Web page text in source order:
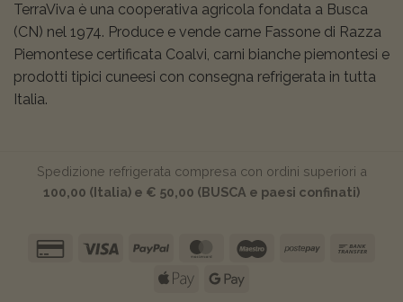
TerraViva è una cooperativa agricola fondata a Busca
(CN) nel 1974. Produce e vende carne Fassone di Razza
Piemontese certificata Coalvi, carni bianche piemontesi e
prodotti tipici cuneesi con consegna refrigerata in tutta
Italia.
Spedizione refrigerata compresa con ordini superiori a
100,00 (Italia) e € 50,00 (BUSCA e paesi confinati)